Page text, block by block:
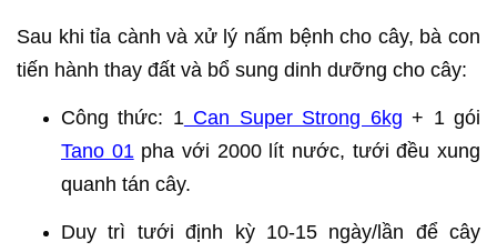
Sau khi tỉa cành và xử lý nấm bệnh cho cây, bà con
tiến hành thay đất và bổ sung dinh dưỡng cho cây:
Công thức: 1 Can Super Strong 6kg + 1 gói
Tano 01 pha với 2000 lít nước, tưới đều xung
quanh tán cây.
Duy trì tưới định kỳ 10-15 ngày/lần để cây